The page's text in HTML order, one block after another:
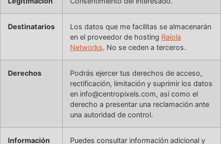
Destinatarios
Los datos que me facilitas se almacenarán
en el proveedor de hosting Raiola
Networks. No se ceden a terceros.
Derechos
Podrás ejercer tus derechos de acceso,
rectificación, limitación y suprimir los datos
en info@centropixels.com, así como el
derecho a presentar una reclamación ante
una autoridad de control.
Información
Puedes consultar información adicional y